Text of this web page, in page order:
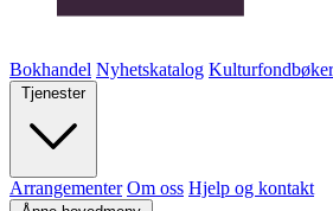
Bokhandel Nyhetskatalog Kulturfondbøker
Tjenester
Arrangementer Om oss Hjelp og kontakt